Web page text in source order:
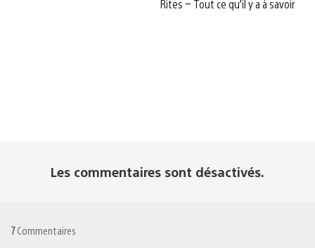
Rites – Tout ce qu’il y a à savoir
Les commentaires sont désactivés.
7Commentaires